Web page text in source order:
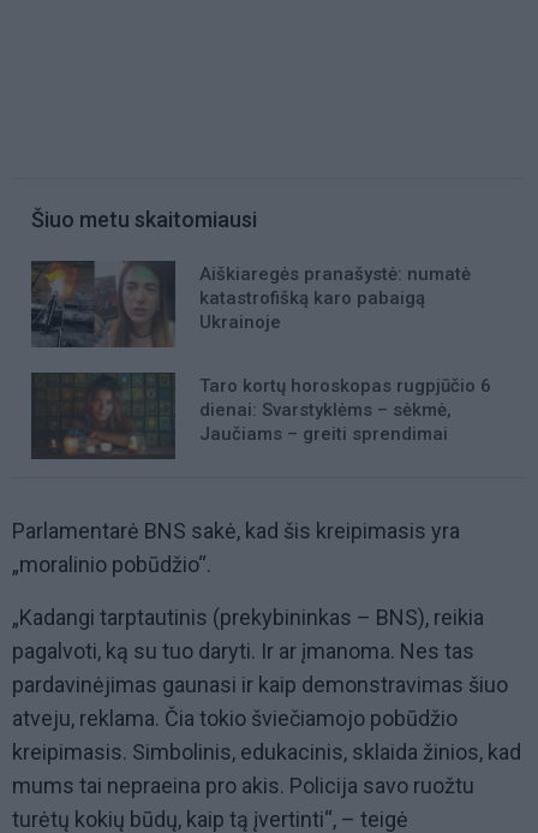
Šiuo metu skaitomiausi
Aiškiaregės pranašystė: numatė
katastrofišką karo pabaigą
Ukrainoje
Taro kortų horoskopas rugpjūčio 6
dienai: Svarstyklėms – sėkmė,
Jaučiams – greiti sprendimai
Parlamentarė BNS sakė, kad šis kreipimasis yra
„moralinio pobūdžio“.
„Kadangi tarptautinis (prekybininkas – BNS), reikia
pagalvoti, ką su tuo daryti. Ir ar įmanoma. Nes tas
pardavinėjimas gaunasi ir kaip demonstravimas šiuo
atveju, reklama. Čia tokio šviečiamojo pobūdžio
kreipimasis. Simbolinis, edukacinis, sklaida žinios, kad
mums tai nepraeina pro akis. Policija savo ruožtu
turėtų kokių būdų, kaip tą įvertinti“, – teigė